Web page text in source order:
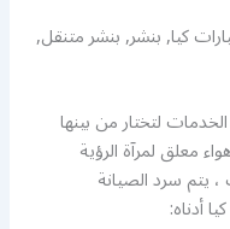
كيا, بنشر, بنشر متنقل,
لتختار من بينها
معلق لمرآة الرؤية
يتم سرد الصيانة
أدناه: